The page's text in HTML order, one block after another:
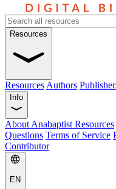
Resources
Resources Authors
Info
About Anabaptist Resources
Questions Terms of Service
Contributor
EN